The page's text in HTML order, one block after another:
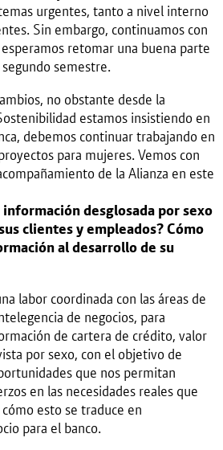
urgentes, tanto a nivel interno
Sin embargo, continuamos con
retomar una buena parte
semestre.
no obstante desde la
estamos insistiendo en
debemos continuar trabajando en
para mujeres. Vemos con
de la Alianza en este
desglosada por sexo
clientes y empleados? Cómo
al desarrollo de su
labor coordinada con las áreas de
de negocios, para
de cartera de crédito, valor
por sexo, con el objetivo de
que nos permitan
en las necesidades reales que
esto se traduce en
para el banco.